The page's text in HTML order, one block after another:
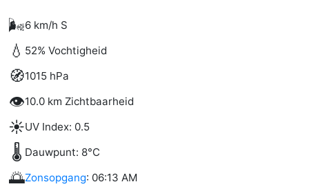
🌬️6 km/h S
💧 52% Vochtigheid
🧭1015 hPa
👁️10.0 km Zichtbaarheid
☀️UV Index: 0.5
🌡️ Dauwpunt: 8°C
🌅Zonsopgang: 06:13 AM